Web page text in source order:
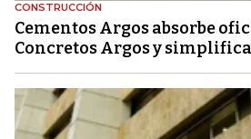
CONSTRUCCIÓN
Cementos Argos absorbe
Concretos Argos y